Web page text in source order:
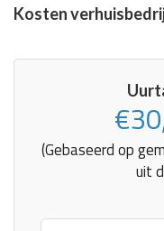
Kosten
(Gebaseerd op
uit